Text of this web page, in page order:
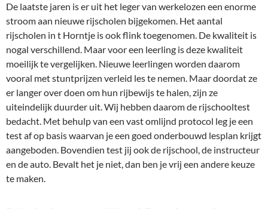
De laatste jaren is er uit het leger van werkelozen een enorme
stroom aan nieuwe rijscholen bijgekomen. Het aantal
rijscholen in t Horntje is ook flink toegenomen. De kwaliteit is
nogal verschillend. Maar voor een leerling is deze kwaliteit
moeilijk te vergelijken. Nieuwe leerlingen worden daarom
vooral met stuntprijzen verleid les te nemen. Maar doordat ze
er langer over doen om hun rijbewijs te halen, zijn ze
uiteindelijk duurder uit. Wij hebben daarom de rijschooltest
bedacht. Met behulp van een vast omlijnd protocol leg je een
test af op basis waarvan je een goed onderbouwd lesplan krijgt
aangeboden. Bovendien test jij ook de rijschool, de instructeur
en de auto. Bevalt het je niet, dan ben je vrij een andere keuze
te maken.